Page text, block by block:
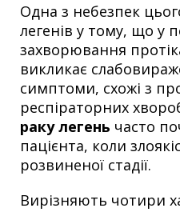
Одна з небезпек
легенів у тому, що у
захворювання
викликає
симптоми, схожі з
респіраторних
раку легень часто
пацієнта, коли
розвиненої стадії.
Вирізняють чотири